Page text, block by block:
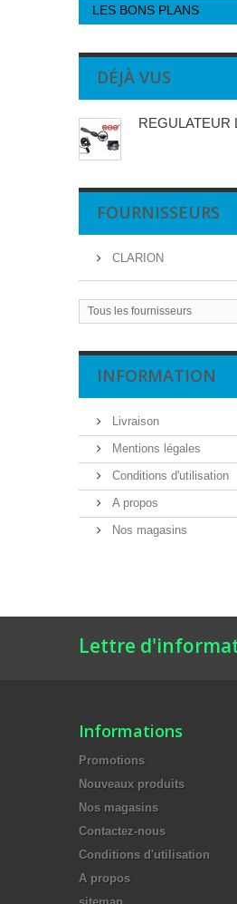
LES BONS PLANS
DÉJÀ VUS
REGULATEUR
FOURNISSEURS
CLARION
Tous les fournisseurs
INFORMATION
Livraison
Mentions légales
Conditions d'utilisation
A propos
Nos magasins
Lettre
Informations
Promotions
Nouveaux produits
Nos magasins
Contactez-nous
Conditions d'utilisation
A propos